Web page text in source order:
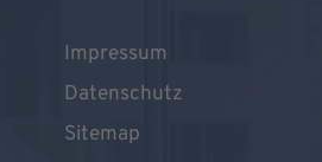
Impressum
Datenschutz
Sitemap